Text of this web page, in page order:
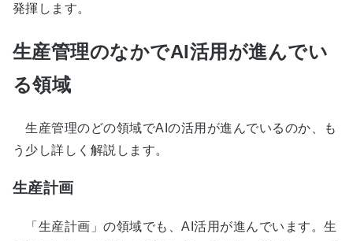
発揮します。
生産管理のなかでAI活用が進んでい
る領域
生産管理のどの領域でAIの活用が進んでいるのか、も
う少し詳しく解説します。
生産計画
「生産計画」の領域でも、AI活用が進んでいます。生